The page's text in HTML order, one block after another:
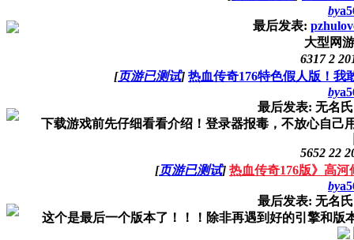
by
最后发表:
大型网
6317 2
[页游已测试] 热血传奇176特色假人版！我
by
最后发表: 无名
下载游戏前先仔细看看介绍！登录器报毒，不放心自己
5652 22
[页游已测试] 热血传奇176版》高
by
最后发表: 无名
这个是最后一个版本了！！！除非再遇到好的引擎和版